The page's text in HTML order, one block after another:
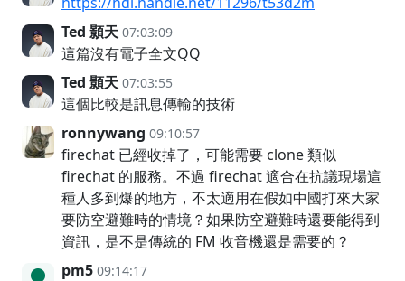
Ted 顥天 07:03:09
這篇沒有電子全文QQ
Ted 顥天 07:03:55
這個比較是訊息傳輸的技術
ronnywang 09:10:57
firechat 已經收掉了，可能需要 clone 類似
firechat 的服務。不過 firechat 適合在抗議現場這
種人多到爆的地方，不太適用在假如中國打來大家
要防空避難時的情境？如果防空避難時還要能得到
資訊，是不是傳統的 FM 收音機還是需要的？
pm5 09:14:17